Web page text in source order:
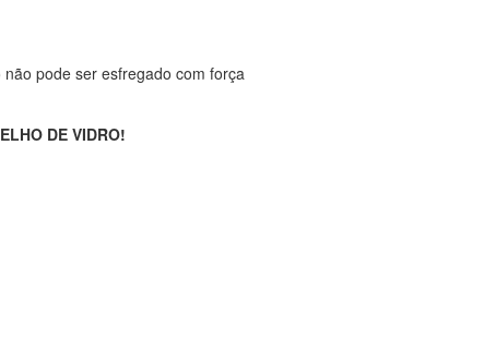
pode ser esfregado com força
DE VIDRO!